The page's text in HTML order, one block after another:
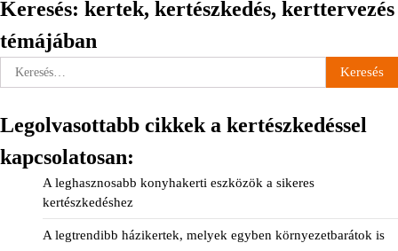
Keresés: kertek, kertészkedés, kerttervezés
témájában
Keresés:
Legolvasottabb cikkek a kertészkedéssel
kapcsolatosan:
A leghasznosabb konyhakerti eszközök a sikeres
kertészkedéshez
A legtrendibb házikertek, melyek egyben környezetbarátok is